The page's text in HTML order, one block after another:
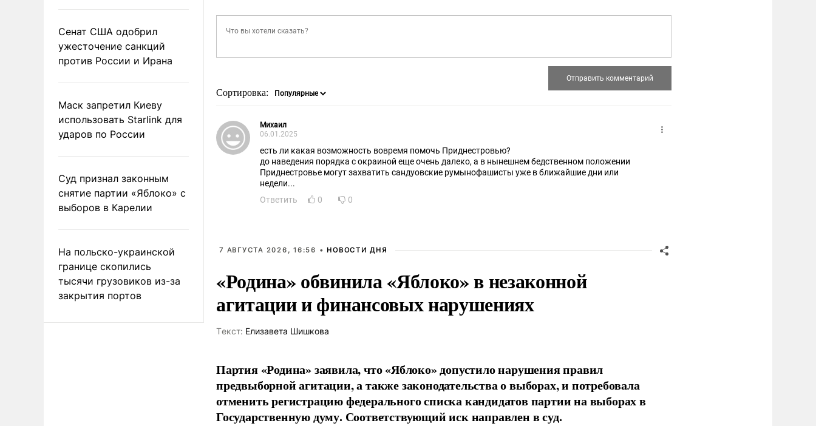
Сенат США одобрил
ужесточение санкций
против России и Ирана
Маск запретил Киеву
использовать Starlink для
ударов по России
Суд признал законным
снятие партии «Яблоко» с
выборов в Карелии
На польско-украинской
границе скопились
тысячи грузовиков из-за
закрытия портов
Сортировка:
Михаил
06.01.2025
есть ли какая возможность вовремя помочь Приднестровью?
до наведения порядка с окраиной еще очень далеко, а в нынешнем бедственном положении
Приднестровье могут захватить сандуовские румынофашисты уже в ближайшие дни или
недели...
Ответить
0 0
7 АВГУСТА 2026, 16:56 • НОВОСТИ ДНЯ
«Родина» обвинила «Яблоко» в незаконной
агитации и финансовых нарушениях
Tекст: Елизавета Шишкова
Партия «Родина» заявила, что «Яблоко» допустило нарушения правил
предвыборной агитации, а также законодательства о выборах, и потребовала
отменить регистрацию федерального списка кандидатов партии на выборах в
Государственную думу. Соответствующий иск направлен в суд.